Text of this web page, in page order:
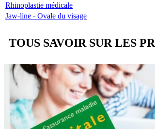
Rhinoplastie médicale
Jaw-line - Ovale du visage
TOUS SAVOIR SUR LES